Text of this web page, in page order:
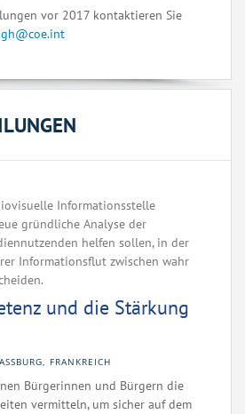
vor 2017 kontaktieren Sie
Informationsstelle
gründliche Analyse der
helfen sollen, in der
Informationsflut zwischen wahr
und die Stärkung
FRANKREICH
Bürgerinnen und Bürgern die
vermitteln, um sicher auf dem